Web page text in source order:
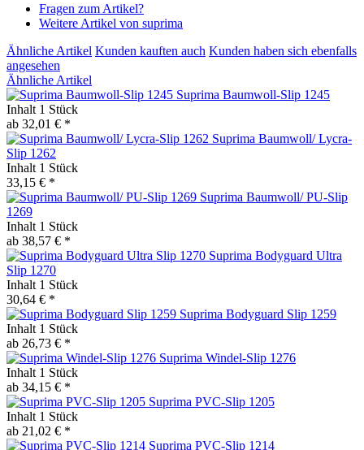
Fragen zum Artikel?
Weitere Artikel von suprima
Ähnliche Artikel Kunden kauften auch Kunden haben sich ebenfalls
angesehen
Ähnliche Artikel
Suprima Baumwoll-Slip 1245
Inhalt 1 Stück
ab 32,01 € *
Suprima Baumwoll/ Lycra-
Slip 1262
Inhalt 1 Stück
33,15 € *
Suprima Baumwoll/ PU-Slip
1269
Inhalt 1 Stück
ab 38,57 € *
Suprima Bodyguard Ultra
Slip 1270
Inhalt 1 Stück
30,64 € *
Suprima Bodyguard Slip 1259
Inhalt 1 Stück
ab 26,73 € *
Suprima Windel-Slip 1276
Inhalt 1 Stück
ab 34,15 € *
Suprima PVC-Slip 1205
Inhalt 1 Stück
ab 21,02 € *
Suprima PVC-Slip 1214